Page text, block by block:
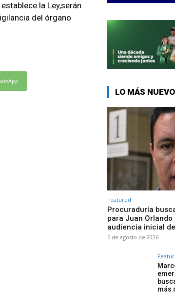
la Ley,serán
del órgano
LO MÁS NUEVO
Featured
Procuraduría
para Juan Orlando
audiencia inicial
5 de agosto de 2026
más